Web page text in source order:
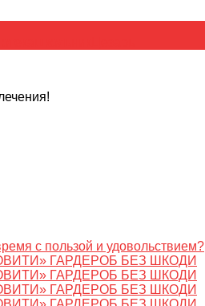
с пользой и удовольствием?
ГАРДЕРОБ БЕЗ ШКОДИ
ГАРДЕРОБ БЕЗ ШКОДИ
ГАРДЕРОБ БЕЗ ШКОДИ